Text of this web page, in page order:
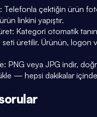
Telefonla çektiğin ürün
linkini yapıştır.
Kategori otomatik
üretilir. Ürünün, logon
PNG veya JPG indir,
— hepsi dakikalar